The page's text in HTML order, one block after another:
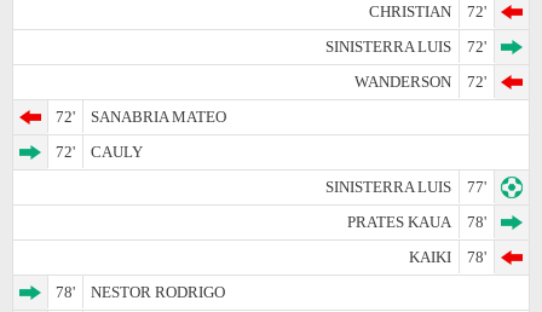
CHRISTIAN
72'
SINISTERRA LUIS
72'
WANDERSON
72'
72'
SANABRIA MATEO
72'
CAULY
SINISTERRA LUIS
77'
PRATES KAUA
78'
KAIKI
78'
78'
NESTOR RODRIGO